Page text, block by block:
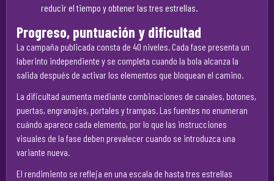
reducir el tiempo y obtener las tres estrellas.
Progreso, puntuación y dificultad
La campaña publicada consta de 40 niveles. Cada fase presenta un
laberinto independiente y se completa cuando la bola alcanza la
salida después de activar los elementos que bloquean el camino.
La dificultad aumenta mediante combinaciones de canales, botones,
puertas, engranajes, portales y trampas. Las fuentes no enumeran
cuándo aparece cada elemento, por lo que las instrucciones
visuales de la fase deben prevalecer cuando se introduzca una
variante nueva.
El rendimiento se refleja en una escala de hasta tres estrellas